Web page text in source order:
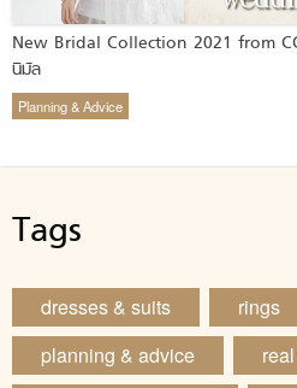
New Bridal Collection 2021 from
นิมัล
Planning & Advice
Tags
dresses & suits
rings
planning & advice